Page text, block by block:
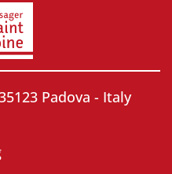
Padova - Italy